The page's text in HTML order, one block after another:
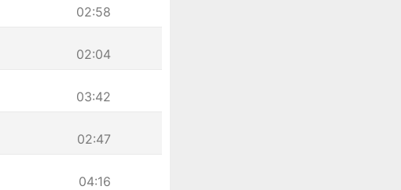
02:58
02:04
03:42
02:47
04:16